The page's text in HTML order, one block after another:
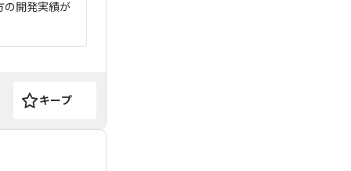
の開発実績が
キープ